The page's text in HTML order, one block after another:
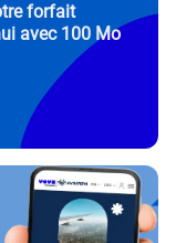
forfait
avec 100 Mo